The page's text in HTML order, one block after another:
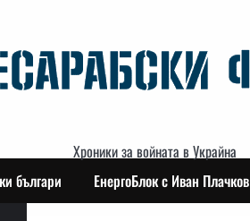
Хроники за войната в Украйна
българи ЕнергоБлок с Иван Плачков